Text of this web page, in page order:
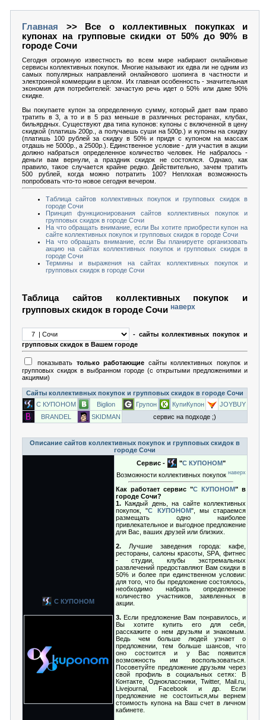
Главная >> Все о коллективных покупках и
купонах на групповые скидки от 50% до 90% в
городе Сочи
Сегодня огромную известность во всем мире набирают онлайновые
сервисы коллективных покупок. Многие называют их едва ли не одним из
самых популярных направлений онлайнового шопинга в частности и
электронной коммерции в целом. Их главная особенность - значительная
экономия для потребителей: зачастую речь идет о 50% или даже 90%
скидке.
Вы покупаете купон за определенную сумму, который дает вам право
тратить в 3, а то и в 5 раз меньше в различных ресторанах, клубах,
бильярдных. Существуют два типа купонов: купоны с включенной в цену
скидкой (платишь 200р., а получаешь суши на 500р.) и купоны на скидку
(платишь 100 рублей за скидку в 50% и придя с купоном на массаж
отдашь не 5000р., а 2500р.). Единственное условие - для участия в акции
должно набраться определенное количество человек. Не набралось -
деньги вам вернули, а праздник скидок не состоялся. Однако, как
правило, такое случается крайне редко. Действительно, зачем тратить
500 рублей, когда можно потратить 100? Неплохая возможность
попробовать что-то новое сегодня вечером.
Таблица сайтов коллективных покупок и групповых скидок в
городе Сочи
Принцип функционирования сайтов коллективных покупок и
групповых скидок в городе Сочи
На что обращать внимание, если Вы хотите приобрести купон на
сайте коллективных покупок и групповых скидок в городе Сочи
На что обращать внимание, если Вы планируете организовать
акцию на сайтах коллективных покупок и групповых скидок в
городе Сочи
Термины и выражения на сайтах коллективных покупок и
групповых скидок в городе Сочи
Таблица сайтов коллективных покупок и
групповых скидок в городе Сочи наверх
- сайты коллективных покупок и
групповых скидок в Вашем городе
показывать только работающие сайты коллективных покупок и
групповых скидок в выбранном городе (с открытыми предложениями и
акциями)
Сайты коллективных покупок и групповых скидок в городе Сочи
С КУПОНОМ
Biglion Групон КупиКупон
JOYBUY
BRANDEL
SKIDMAN сервис на подходе ;)
Описание сайтов коллективных покупок и групповых скидок в
городе Сочи
С КУПОНОМ
Сервис - "С КУПОНОМ"
Возможности коллективных покупок наверх
Как работает сервис "С КУПОНОМ" в
городе Сочи?
1. Каждый день, на сайте коллективных
покупок, "С КУПОНОМ", мы стараемся
размещать одно наиболее
привлекательное и выгодное предложение
для Вас, ваших друзей или близких.
2. Лучшие заведения города: кафе,
рестораны, салоны красоты, SРA, фитнес
- студии, клубы экстремальных
развлечений предоставляют Вам скидки в
50% и более при единственном условии:
для того, что бы предложение состоялось,
необходимо набрать определенное
количество участников, заявленных в
акции.
3. Если предложение Вам понравилось, и
Вы хотите купить его для себя,
расскажите о нем друзьям и знакомым.
Ведь чем больше людей узнает о
предложении, тем больше шансов, что
оно состоится и у Вас появится
возможность им воспользоваться.
Посоветуйте предложение друзьям через
свой профиль в социальных сетях: В
Контакте, Одноклассники, Twitter, Mail.ru,
Livejournal, Facebook и др. Если
предложение не состоиться,мы вернем
стоимость купона на Ваш счет в личном
кабинете.